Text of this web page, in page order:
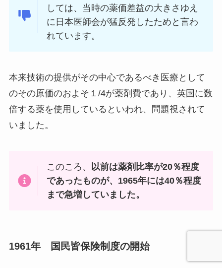
しては、当時の薬価差益の大きさゆえ
に日本医師会が猛反発したためと言わ
れています。
本来技術の提供がその中心であるべき医療として
のその原価のおよそ１/4が薬剤費であり、英国に数
倍する薬を使用しているといわれ、問題視されて
いました。
このころ、
以前は薬剤比率が20％程度
であったものが、1965年には40％程度
まで急増していました。
1961年 国民皆保険制度の開始